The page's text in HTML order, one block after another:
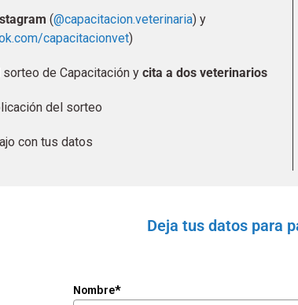
(@capacitacion.veterinaria) y
capacitacionvet)
de Capacitación y cita a dos veterinarios
del sorteo
con tus datos
Deja tus datos para
Nombre*